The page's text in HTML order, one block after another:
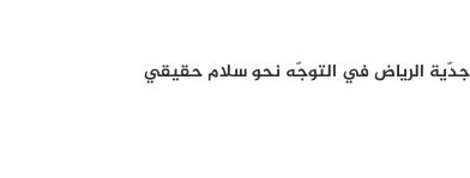
جدّية الرياض في التوجّه نحو سلام حقيقي